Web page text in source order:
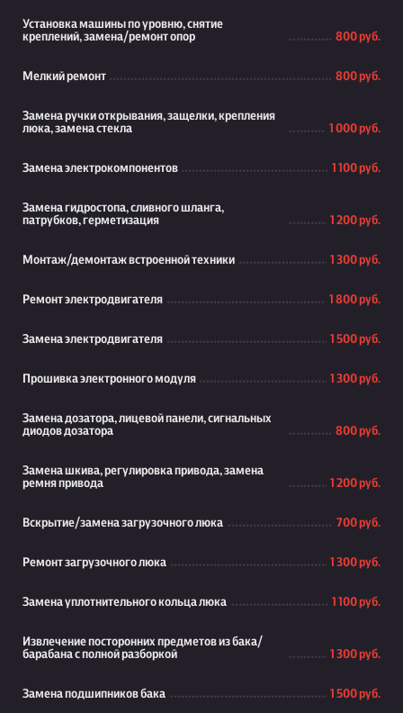
Установка машины по уровню, снятие
креплений, замена/ремонт опор
800 руб.
Мелкий ремонт 800 руб.
Замена ручки открывания, защелки, крепления
люка, замена стекла
1 000 руб.
Замена электрокомпонентов 1 100 руб.
Замена гидростопа, сливного шланга,
патрубков, герметизация
1 200 руб.
Монтаж/демонтаж встроенной техники 1 300 руб.
Ремонт электродвигателя 1 800 руб.
Замена электродвигателя 1 500 руб.
Прошивка электронного модуля 1 300 руб.
Замена дозатора, лицевой панели, сигнальных
диодов дозатора
800 руб.
Замена шкива, регулировка привода, замена
ремня привода
1 200 руб.
Вскрытие/замена загрузочного люка 700 руб.
Ремонт загрузочного люка 1 300 руб.
Замена уплотнительного кольца люка 1 100 руб.
Извлечение посторонних предметов из бака/
барабана с полной разборкой
1 300 руб.
Замена подшипников бака 1 500 руб.